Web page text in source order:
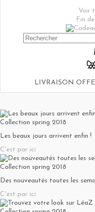
Voir
Fin
LIVRAISON
Collection spring 2018
Les beaux jours arrivent enfin !
C'est par ici
Collection spring 2018
Des nouveautés toutes les
C'est par ici